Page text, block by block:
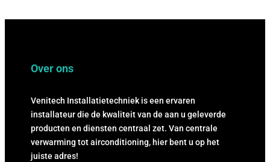
Over ons
Venitech Installatietechniek is een ervaren
installateur die de kwaliteit van de aan u geleverde
producten en diensten centraal zet. Van centrale
verwarming tot airconditioning, hier bent u op het
juiste adres!